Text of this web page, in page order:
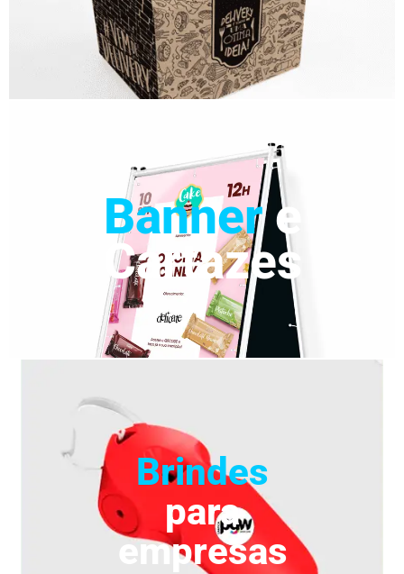
Bannere
Cartazes
Brindes
para
empresas